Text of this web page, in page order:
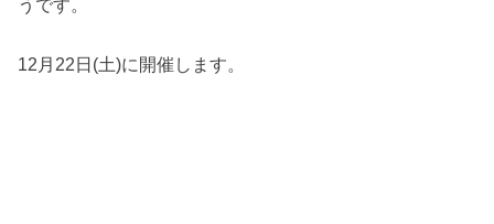
12月22日(土)に開催します。